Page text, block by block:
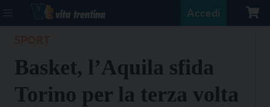
Accedi
Basket, l’Aquila sfida
Torino per la terza volta